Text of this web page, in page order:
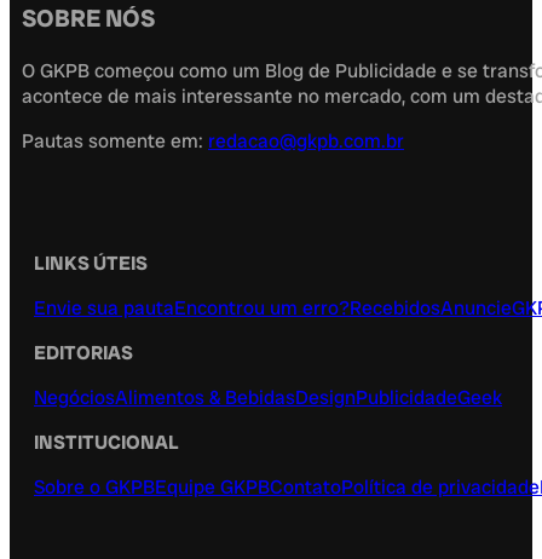
SOBRE NÓS
O GKPB começou como um Blog de Publicidade e se
acontece de mais interessante no mercado, com um
Pautas somente em: redacao@gkpb.com.br
LINKS ÚTEIS
Envie sua pautaEncontrou um erro?RecebidosAnuncie
EDITORIAS
NegóciosAlimentos & BebidasDesignPublicidadeGeek
INSTITUCIONAL
Sobre o GKPBEquipe GKPBContatoPolítica de privacidade